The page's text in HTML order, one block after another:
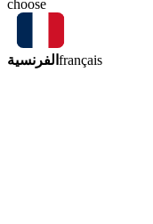
choose
الفرنسية français